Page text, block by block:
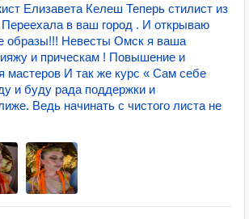
Елизавета Келеш Теперь стилист из
в ваш город . И открываю
образы!!! Невесты Омск я ваша
и прическам ! Повышение и
мастеров И так же курс « Сам себе
и буду рада поддержки и
Ведь начинать с чистого листа не